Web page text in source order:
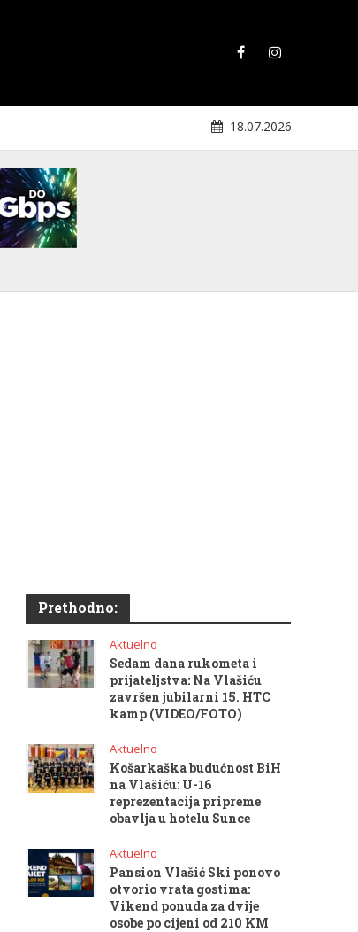
18.07.2026
Prethodno:
Aktuelno
Sedam dana rukometa i
prijateljstva: Na Vlašiću
završen jubilarni 15. HTC
kamp (VIDEO/FOTO)
Aktuelno
Košarkaška budućnost BiH
na Vlašiću: U-16
reprezentacija pripreme
obavlja u hotelu Sunce
Aktuelno
Pansion Vlašić Ski ponovo
otvorio vrata gostima:
Vikend ponuda za dvije
osobe po cijeni od 210 KM